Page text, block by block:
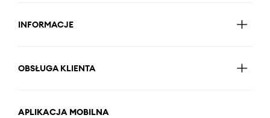
INFORMACJE
OBSŁUGA KLIENTA
APLIKACJA MOBILNA